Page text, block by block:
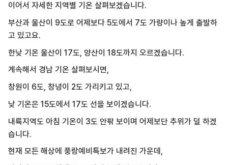
이어서 자세한 지역별 기온 살펴보겠습니다.
부산과 울산이 9도로 어제보다 5도에서 7도 가량이나 높게 출발하
고 있고요.
한낮 기온 울산이 17도, 양산이 18도까지 오르겠습니다.
계속해서 경남 기온 살펴보시면,
창원이 6도, 창녕이 2도 가리키고 있고,
낮 기온은 15도에서 17도 선을 보이겠습니다.
내륙지역도 아침 기온이 3도 안팎 보이며 어제보단 추위가 덜 하겠
습니다.
현재 모든 해상에 풍랑예비특보가 내려진 가운데,